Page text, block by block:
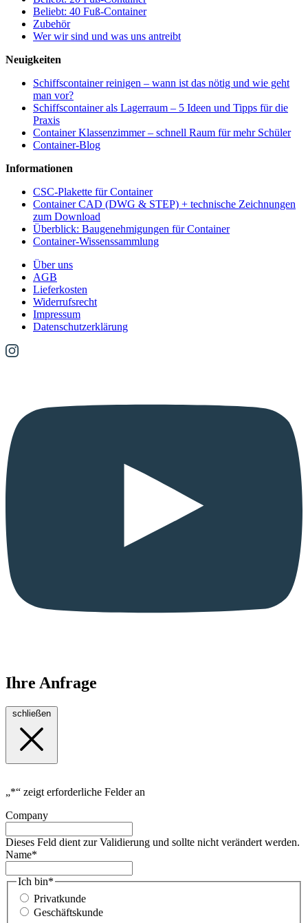
Beliebt: 40 Fuß-Container
Zubehör
Wer wir sind und was uns antreibt
Neuigkeiten
Schiffscontainer reinigen – wann ist das nötig und wie geht
man vor?
Schiffscontainer als Lagerraum – 5 Ideen und Tipps für die
Praxis
Container Klassenzimmer – schnell Raum für mehr Schüler
Container-Blog
Informationen
CSC-Plakette für Container
Container CAD (DWG & STEP) + technische Zeichnungen
zum Download
Überblick: Baugenehmigungen für Container
Container-Wissenssammlung
Über uns
AGB
Lieferkosten
Widerrufsrecht
Impressum
Datenschutzerklärung
Ihre Anfrage
„*“ zeigt erforderliche Felder an
Company
Dieses Feld dient zur Validierung und sollte nicht verändert werden.
Name*
Ich bin*
Privatkunde
Geschäftskunde